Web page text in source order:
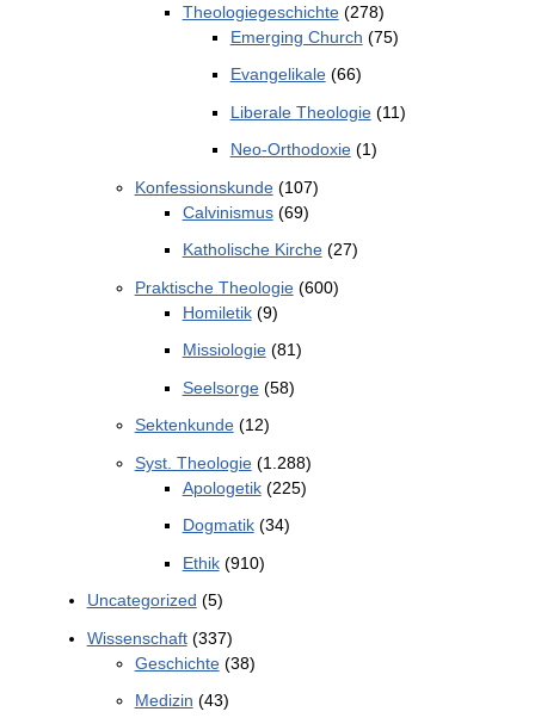
Theologiegeschichte(278)
Emerging Church (75)
Evangelikale(66)
Liberale Theologie(11)
Neo-Orthodoxie(1)
Konfessionskunde(107)
Calvinismus(69)
Katholische Kirche(27)
Praktische Theologie(600)
Homiletik(9)
Missiologie(81)
Seelsorge(58)
Sektenkunde(12)
Syst. Theologie(1.288)
Apologetik(225)
Dogmatik(34)
Ethik(910)
Uncategorized (5)
Wissenschaft(337)
Geschichte(38)
Medizin (43)